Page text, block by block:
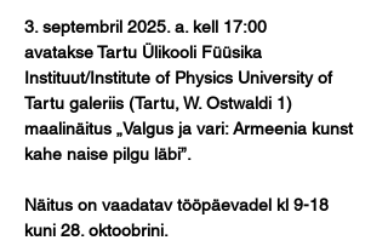
3. septembril 2025. a. kell 17:00
avatakse Tartu Ülikooli Füüsika
Instituut/Institute of Physics University of
Tartu galeriis (Tartu, W. Ostwaldi 1)
maalinäitus „Valgus ja vari: Armeenia kunst
kahe naise pilgu läbi”.
Näitus on vaadatav tööpäevadel kl 9-18
kuni 28. oktoobrini.